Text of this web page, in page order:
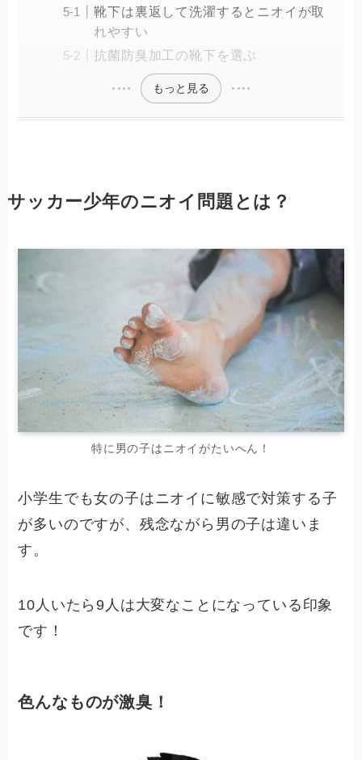
靴下は裏返して洗濯するとニオイが取
れやすい
抗菌防臭加工の靴下を選ぶ
もっと見る
サッカー少年のニオイ問題とは？
特に男の子はニオイがたいへん！
小学生でも女の子はニオイに敏感で対策する子
が多いのですが、残念ながら男の子は違いま
す。
10人いたら9人は大変なことになっている印象
です！
色んなものが激臭！